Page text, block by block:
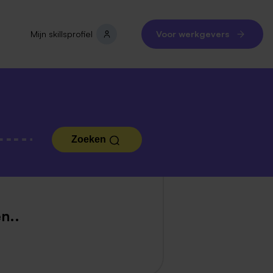
Mijn skillsprofiel Voor werkgevers
Zoeken